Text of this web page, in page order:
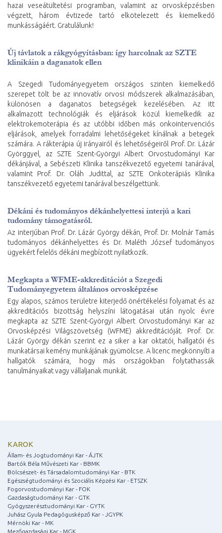
hazai veseátültetési programban, valamint az orvosképzésben
végzett, három évtizede tartó elkötelezett és kiemelkedő
munkásságáért. Gratulálunk!
Új távlatok a rákgyógyításban: így harcolnak az SZTE
klinikáin a daganatok ellen
A Szegedi Tudományegyetem országos szinten kiemelkedő
szerepet tölt be az innovatív orvosi módszerek alkalmazásában,
különösen a daganatos betegségek kezelésében. Az itt
alkalmazott technológiák és eljárások közül kiemelkedik az
elektrokemoterápia és az utóbbi időben más onkointervenciós
eljárások, amelyek forradalmi lehetőségeket kínálnak a betegek
számára. A rákterápia új irányairól és lehetőségeiről Prof. Dr. Lázár
Györggyel, az SZTE Szent-Györgyi Albert Orvostudományi Kar
dékánjával, a Sebészeti Klinika tanszékvezető egyetemi tanárával,
valamint Prof. Dr. Oláh Judittal, az SZTE Onkoterápiás Klinika
tanszékvezető egyetemi tanárával beszélgettünk.
Dékáni és tudományos dékánhelyettesi interjú a kari
tudomány támogatásról.
Az interjúban Prof. Dr. Lázár György dékán, Prof. Dr. Molnár Tamás
tudományos dékánhelyettes és Dr. Maléth József tudományos
ügyekért felelős dékáni megbízott nyilatkozik.
Megkapta a WFME-akkreditációt a Szegedi
Tudományegyetem általános orvosképzése
Egy alapos, számos területre kiterjedő önértékelési folyamat és az
akkreditációs bizottság helyszíni látogatásai után nyolc évre
megkapta az SZTE Szent-Györgyi Albert Orvostudományi Kar az
Orvosképzési Világszövetség (WFME) akkreditációját. Prof. Dr.
Lázár György dékán szerint ez a siker a kar oktatói, hallgatói és
munkatársai kemény munkájának gyümölcse. A licenc megkönnyíti a
hallgatók számára, hogy más országokban folytathassák
tanulmányaikat vagy vállaljanak munkát.
KAROK
Állam- és Jogtudományi Kar - ÁJTK
Bartók Béla Művészeti Kar - BBMK
Bölcsészet- és Társadalomtudományi Kar - BTK
Egészségtudományi és Szociális Képzési Kar - ETSZK
Fogorvostudományi Kar - FOK
Gazdaságtudományi Kar - GTK
Gyógyszerésztudományi Kar - GYTK
Juhász Gyula Pedagógusképző Kar - JGYPK
Mérnöki Kar - MK
Mezőgazdasági Kar - MGK